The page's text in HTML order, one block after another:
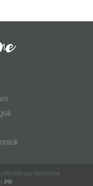
Minden jog fenntartva
PR